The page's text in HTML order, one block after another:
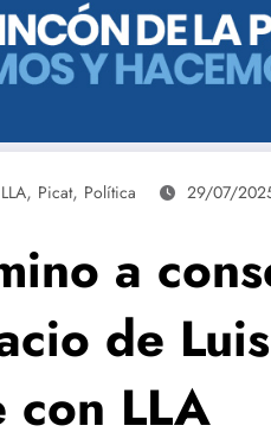
LLA, Picat, Política 29/07/
a
de
LLA